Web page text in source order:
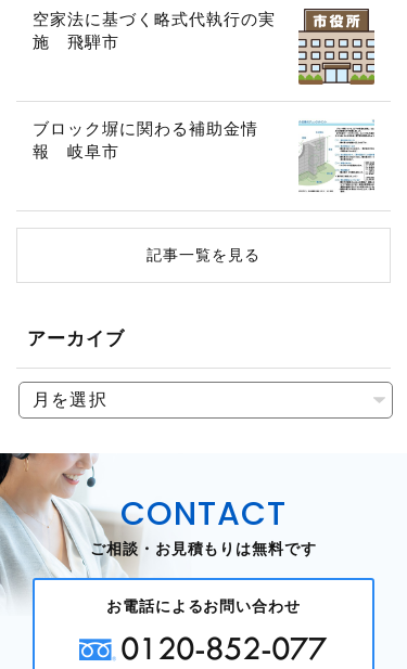
空家法に基づく略式代執行の実
施 飛騨市
ブロック塀に関わる補助金情
報 岐阜市
記事一覧を見る
アーカイブ
CONTACT
ご相談・お見積もりは無料です
お電話によるお問い合わせ
0120-852-077